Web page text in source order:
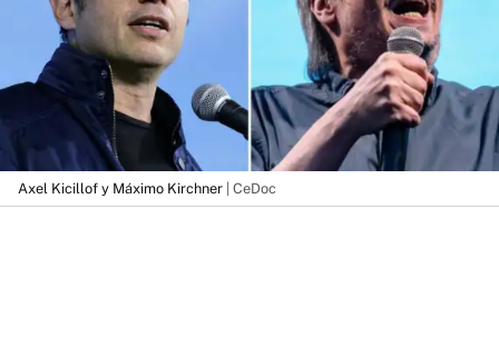
Axel Kicillof y Máximo Kirchner | CeDoc